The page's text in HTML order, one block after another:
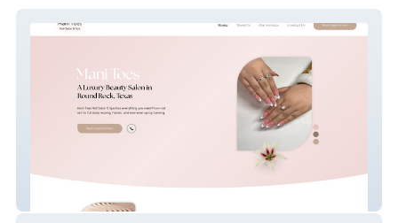
Mani Toes Nail & Salon Spa